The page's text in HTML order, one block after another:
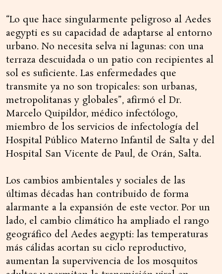
“Lo que hace singularmente peligroso al Aedes
aegypti es su capacidad de adaptarse al entorno
urbano. No necesita selva ni lagunas: con una
terraza descuidada o un patio con recipientes al
sol es suficiente. Las enfermedades que
transmite ya no son tropicales: son urbanas,
metropolitanas y globales”, afirmó el Dr.
Marcelo Quipildor, médico infectólogo,
miembro de los servicios de infectología del
Hospital Público Materno Infantil de Salta y del
Hospital San Vicente de Paul, de Orán, Salta.
Los cambios ambientales y sociales de las
últimas décadas han contribuido de forma
alarmante a la expansión de este vector. Por un
lado, el cambio climático ha ampliado el rango
geográfico del Aedes aegypti: las temperaturas
más cálidas acortan su ciclo reproductivo,
aumentan la supervivencia de los mosquitos